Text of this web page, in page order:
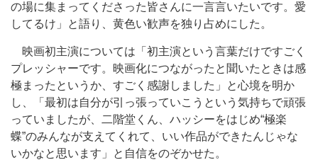
の場に集まってくださった皆さんに一言言いたいです。愛
してるけ」と語り、黄色い歓声を独り占めにした。
映画初主演については「初主演という言葉だけですごく
プレッシャーです。映画化につながったと聞いたときは感
極まったというか、すごく感謝しました」と心境を明か
し、「最初は自分が引っ張っていこうという気持ちで頑張
っていましたが、二階堂くん、ハッシーをはじめ“極楽
蝶”のみんなが支えてくれて、いい作品ができたんじゃな
いかなと思います」と自信をのぞかせた。